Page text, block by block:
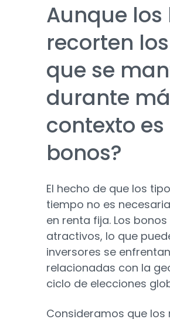
Aunque
recorten
que se
durante
contexto
bonos?
El hecho de que los
tiempo no es
en renta fija. Los
atractivos, lo que
inversores se
relacionadas con la
ciclo de elecciones
Consideramos que